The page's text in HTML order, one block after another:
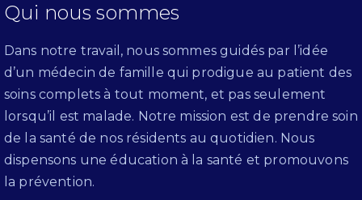
Qui nous sommes
Dans notre travail, nous sommes guidés par l’idée
d’un médecin de famille qui prodigue au patient des
soins complets à tout moment, et pas seulement
lorsqu’il est malade. Notre mission est de prendre soin
de la santé de nos résidents au quotidien. Nous
dispensons une éducation à la santé et promouvons
la prévention.